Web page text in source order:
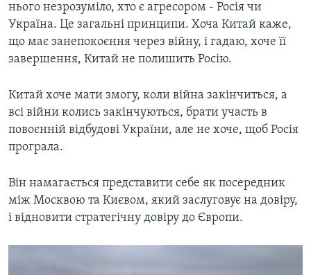
нього незрозуміло, хто є агресором - Росія чи
Україна. Це загальні принципи. Хоча Китай каже,
що має занепокоєння через війну, і гадаю, хоче її
завершення, Китай не полишить Росію.
Китай хоче мати змогу, коли війна закінчиться, а
всі війни колись закінчуються, брати участь в
повоєнній відбудові України, але не хоче, щоб Росія
програла.
Він намагається представити себе як посередник
між Москвою та Києвом, який заслуговує на довіру,
і відновити стратегічну довіру до Європи.